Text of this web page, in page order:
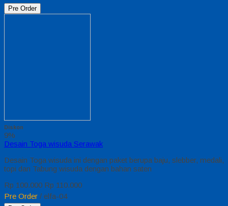
Pre Order
Diskon
9%
Desain Toga wisuda Serawak
Desain Toga wisuda ini dengan paket berupa baju, slebber, medali,
topi dan Tabung wisuda dengan bahan saten
Rp 100.000 Rp 110.000
Pre Order / elfa-04